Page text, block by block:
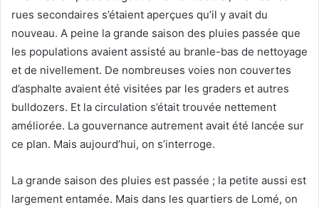
rues secondaires s’étaient aperçues qu’il y avait du
nouveau. A peine la grande saison des pluies passée que
les populations avaient assisté au branle-bas de nettoyage
et de nivellement. De nombreuses voies non couvertes
d’asphalte avaient été visitées par les graders et autres
bulldozers. Et la circulation s’était trouvée nettement
améliorée. La gouvernance autrement avait été lancée sur
ce plan. Mais aujourd’hui, on s’interroge.
La grande saison des pluies est passée ; la petite aussi est
largement entamée. Mais dans les quartiers de Lomé, on